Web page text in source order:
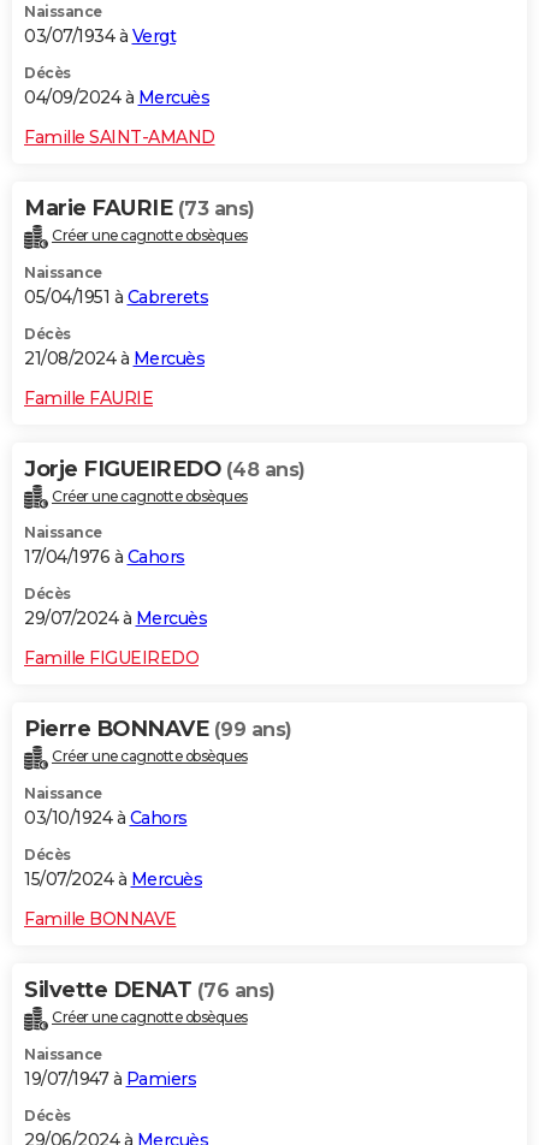
Naissance
03/07/1934 à Vergt
Décès
04/09/2024 à Mercuès
Famille SAINT-AMAND
Marie FAURIE (73 ans)
Créer une cagnotte obsèques
Naissance
05/04/1951 à Cabrerets
Décès
21/08/2024 à Mercuès
Famille FAURIE
Jorje FIGUEIREDO (48 ans)
Créer une cagnotte obsèques
Naissance
17/04/1976 à Cahors
Décès
29/07/2024 à Mercuès
Famille FIGUEIREDO
Pierre BONNAVE (99 ans)
Créer une cagnotte obsèques
Naissance
03/10/1924 à Cahors
Décès
15/07/2024 à Mercuès
Famille BONNAVE
Silvette DENAT (76 ans)
Créer une cagnotte obsèques
Naissance
19/07/1947 à Pamiers
Décès
29/06/2024 à Mercuès